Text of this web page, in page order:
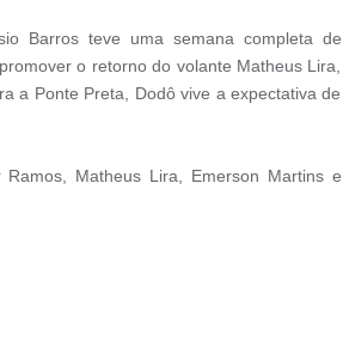
Barros teve uma semana completa de
o retorno do volante Matheus Lira,
a Ponte Preta, Dodô vive a expectativa de
Matheus Lira, Emerson Martins e